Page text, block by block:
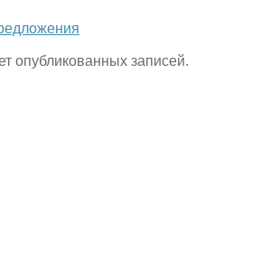
опубликованных записей.